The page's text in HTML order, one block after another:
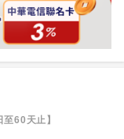
60天止】